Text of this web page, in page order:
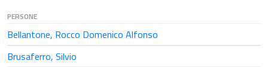
PERSONE
Bellantone, Rocco Domenico Alfonso
Brusaferro, Silvio